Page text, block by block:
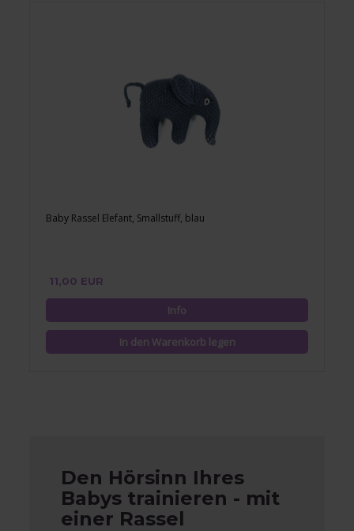
Baby Rassel Elefant, Smallstuff, blau
11,00 EUR
Den Hörsinn Ihres
Babys trainieren - mit
einer Rassel